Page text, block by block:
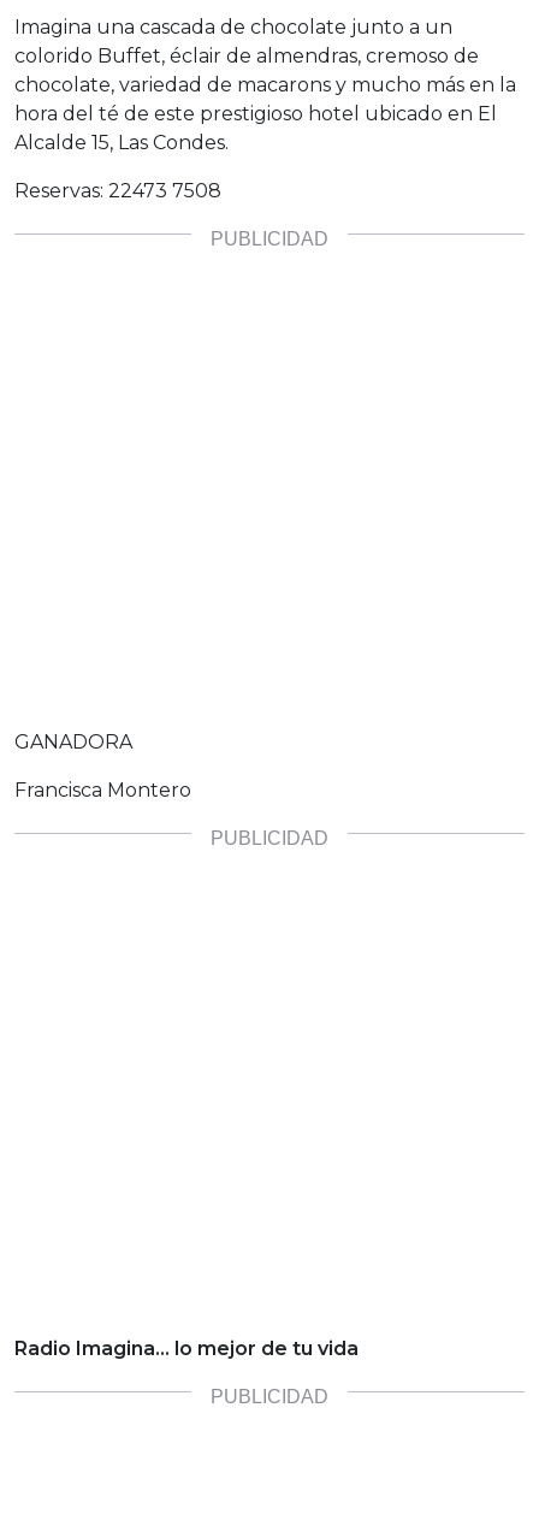
Imagina una cascada de chocolate junto a un
colorido Buffet, éclair de almendras, cremoso de
chocolate, variedad de macarons y mucho más en la
hora del té de este prestigioso hotel ubicado en El
Alcalde 15, Las Condes.
Reservas: 22473 7508
GANADORA
Francisca Montero
Radio Imagina… lo mejor de tu vida